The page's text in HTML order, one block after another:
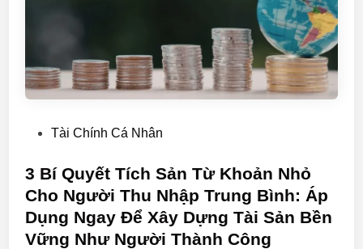
Tài Chính Cá Nhân
3 Bí Quyết Tích Sản Từ Khoản Nhỏ
Cho Người Thu Nhập Trung Bình: Áp
Dụng Ngay Để Xây Dựng Tài Sản Bền
Vững Như Người Thành Công